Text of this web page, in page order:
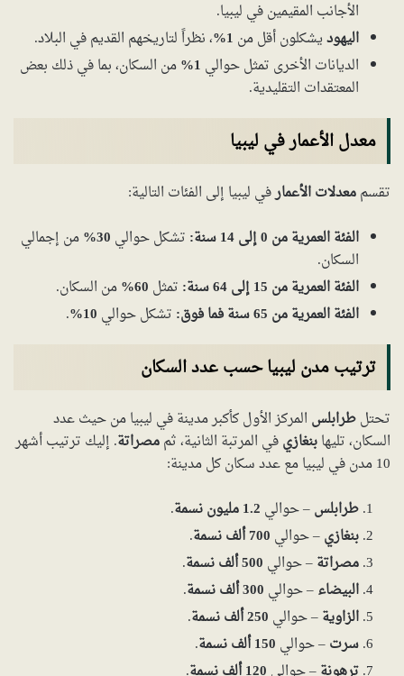
الأجانب المقيمين في ليبيا.
اليهوديشكلون أقل من 1% ، نظراً لتاريخهم القديم في البلاد.
الديانات الأخرى تمثل حوالي 1%
من السكان، بما في ذلك بعض
المعتقدات التقليدية.
معدل الأعمار في ليبيا
تقسممعدلات الأعمارفي ليبيا إلى الفئات التالية:
الفئة العمرية من 0 إلى 14 سنة:
تشكل حوالي 30%
من إجمالي
السكان.
الفئة العمرية من 15 إلى 64 سنة:
تمثل 60%
من السكان.
الفئة العمرية من 65 سنة فما فوق:
تشكل حوالي 10%
.
ترتيب مدن ليبيا حسب عدد السكان
تحتلطرابلس المركز الأول كأكبر مدينة في ليبيا من حيث عدد
السكان، تليهابنغازيفي المرتبة الثانية، ثممصراتة. إليك ترتيب أشهر
10 مدن في ليبيا مع عدد سكان كل مدينة:
طرابلس– حوالي 1.2 مليون نسمة
.
بنغازي– حوالي 700 ألف نسمة
.
مصراتة– حوالي 500 ألف نسمة
.
البيضاء– حوالي 300 ألف نسمة
.
الزاوية– حوالي 250 ألف نسمة
.
سرت– حوالي 150 ألف نسمة
.